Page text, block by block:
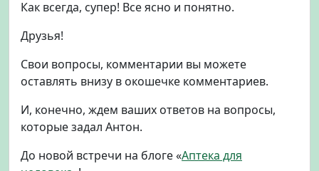
Как всегда, супер! Все ясно и понятно.
Друзья!
Свои вопросы, комментарии вы можете
оставлять внизу в окошечке комментариев.
И, конечно, ждем ваших ответов на вопросы,
которые задал Антон.
До новой встречи на блоге «Аптека для